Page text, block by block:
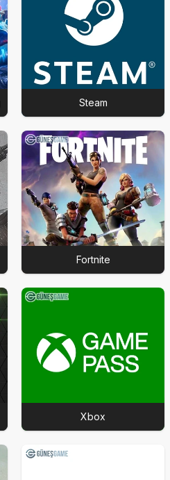
Steam
Fortnite
Xbox